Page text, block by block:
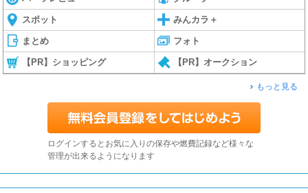
スポット みんカラ＋
まとめ フォト
【PR】ショッピング 【PR】オークション
もっと見る
ログインするとお気に入りの保存や燃費記録など様々な
管理が出来るようになります